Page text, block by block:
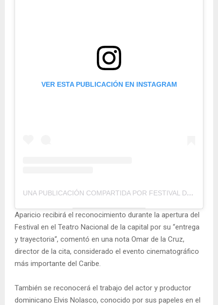
VER ESTA PUBLICACIÓN EN INSTAGRAM
UNA PUBLICACIÓN COMPARTIDA POR FESTIVAL DE CINE GLOBAL DE SD (@TAMOENCINERD)
Aparicio recibirá el reconocimiento durante la apertura del
Festival en el Teatro Nacional de la capital por su “entrega
y trayectoria“, comentó en una nota Omar de la Cruz,
director de la cita, considerado el evento cinematográfico
más importante del Caribe.
También se reconocerá el trabajo del actor y productor
dominicano Elvis Nolasco, conocido por sus papeles en el